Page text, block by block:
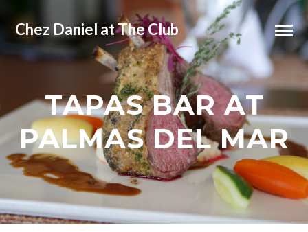
Chez Daniel at The Club
TAPAS BAR AT
PALMAS DEL MAR